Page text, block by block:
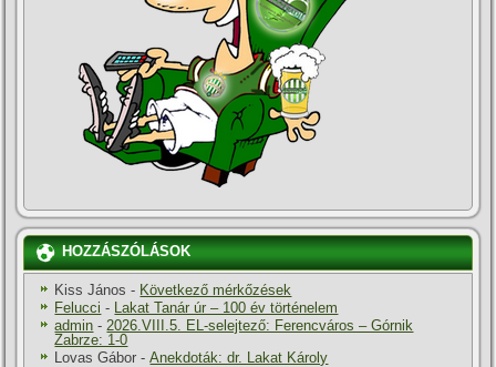
HOZZÁSZÓLÁSOK
Kiss János - Következő mérkőzések
Felucci - Lakat Tanár úr – 100 év történelem
admin -2026.VIII.5. EL-selejtező: Ferencváros – Górnik
Zabrze: 1-0
Lovas Gábor -Anekdoták: dr. Lakat Károly